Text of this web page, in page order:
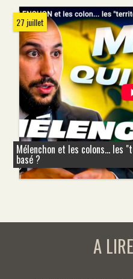
27 juillet
Mélenchon et les colons... les
basé ?
A